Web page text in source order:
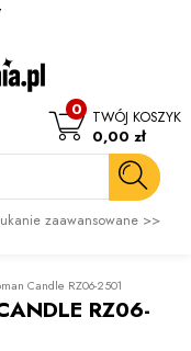
zaawansowane >>
TWÓJ KOSZYK
0
0,00 zł
Candle RZ06-2501
RZ06-